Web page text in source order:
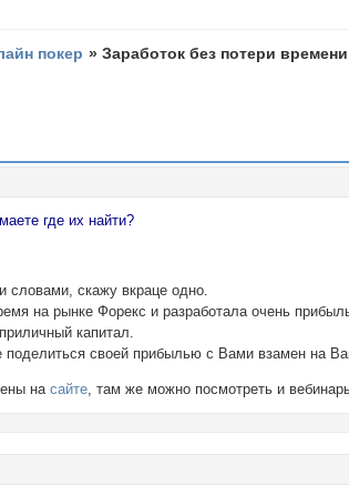
покер »Заработок без потери времени
где их найти?
скажу вкраце одно.
на рынке Форекс и разработала очень
капитал.
поделиться своей прибылью с Вами взамен на
насайте , там же можно посмотреть и